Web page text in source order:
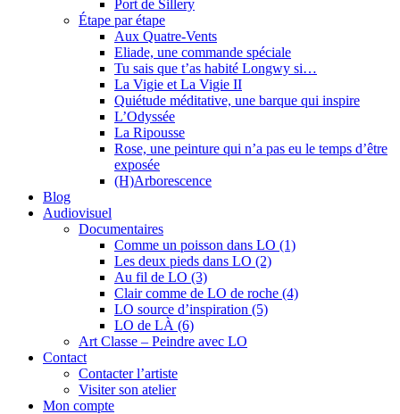
Port de Sillery
Étape par étape
Aux Quatre-Vents
Eliade, une commande spéciale
Tu sais que t’as habité Longwy si…
La Vigie et La Vigie II
Quiétude méditative, une barque qui inspire
L’Odyssée
La Ripousse
Rose, une peinture qui n’a pas eu le temps d’être
exposée
(H)Arborescence
Blog
Audiovisuel
Documentaires
Comme un poisson dans LO (1)
Les deux pieds dans LO (2)
Au fil de LO (3)
Clair comme de LO de roche (4)
LO source d’inspiration (5)
LO de LÀ (6)
Art Classe – Peindre avec LO
Contact
Contacter l’artiste
Visiter son atelier
Mon compte